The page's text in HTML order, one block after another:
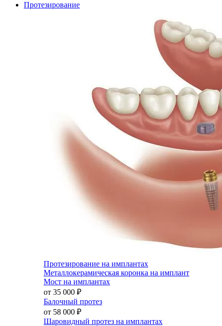
Протезирование
Протезирование на имплантах
Металлокерамическая коронка на имплант
Мост на имплантах
от 35 000 ₽
Балочный протез
от 58 000 ₽
Шаровидный протез на имплантах